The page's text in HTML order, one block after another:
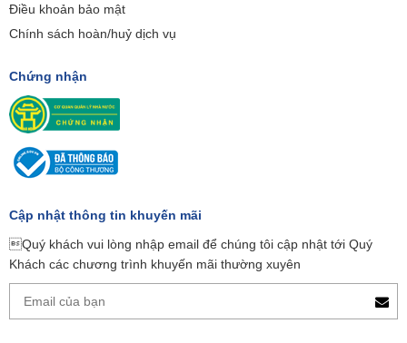
Điều khoản bảo mật
Chính sách hoàn/huỷ dịch vụ
Chứng nhận
Cập nhật thông tin khuyến mãi
Quý khách vui lòng nhập email để chúng tôi cập nhật tới Quý
Khách các chương trình khuyến mãi thường xuyên